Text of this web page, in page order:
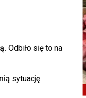
Odbiło się to na
sytuację